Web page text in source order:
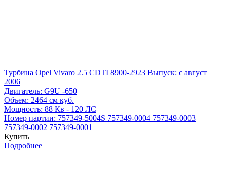
Турбина Opel Vivaro 2.5 CDTI 8900-2923 Выпуск: с август
2006
Двигатель: G9U -650
Объем: 2464 см куб.
Мощность: 88 Кв - 120 ЛС
Номер партии: 757349-5004S 757349-0004 757349-0003
757349-0002 757349-0001
Купить
Подробнее